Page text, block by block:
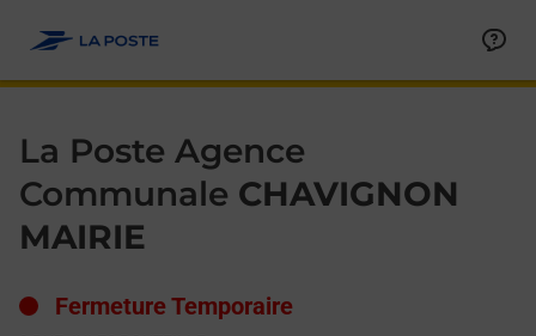
La Poste Agence
Communale CHAVIGNON
MAIRIE
Fermeture Temporaire